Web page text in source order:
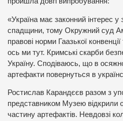
«Україна має законний інтерес у
спадщини, тому Окружний суд
правові норми Гаазької
ось ми тут. Кримські скарби
Україну. Сподіваюсь, що в
артефакти повернуться в
Ростислав Карандєєв разом з
представником Музею відкрили
частину артефактів. Невдовзі